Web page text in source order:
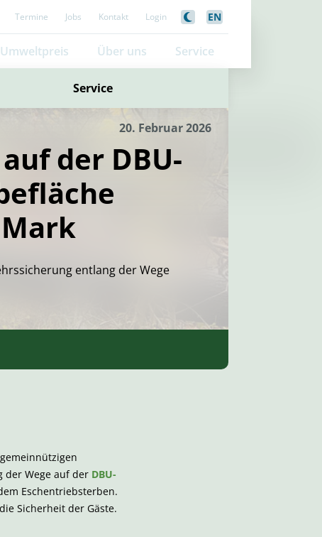
Termine Jobs Kontakt Login EN
Service
Umweltpreis Über uns Service
20. Februar 2026
der DBU-
entlang der Wege
der Wege auf der DBU-
Eschentriebsterben.
Sicherheit der Gäste.